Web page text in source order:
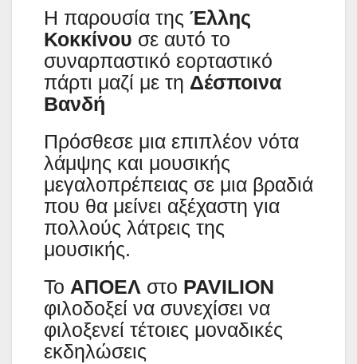
Η παρουσία της Έλλης
Κοκκίνου σε αυτό το
συναρπαστικό εορταστικό
πάρτι μαζί με τη Δέσποινα
Βανδή
Πρόσθεσε μια επιπλέον νότα
λάμψης και μουσικής
μεγαλοπρέπειας σε μια βραδιά
που θα μείνει αξέχαστη για
πολλούς λάτρεις της
μουσικής.
Το ΑΠΟΕΛ στο PAVILION
φιλοδοξεί να συνεχίσει να
φιλοξενεί τέτοιες μοναδικές
εκδηλώσεις